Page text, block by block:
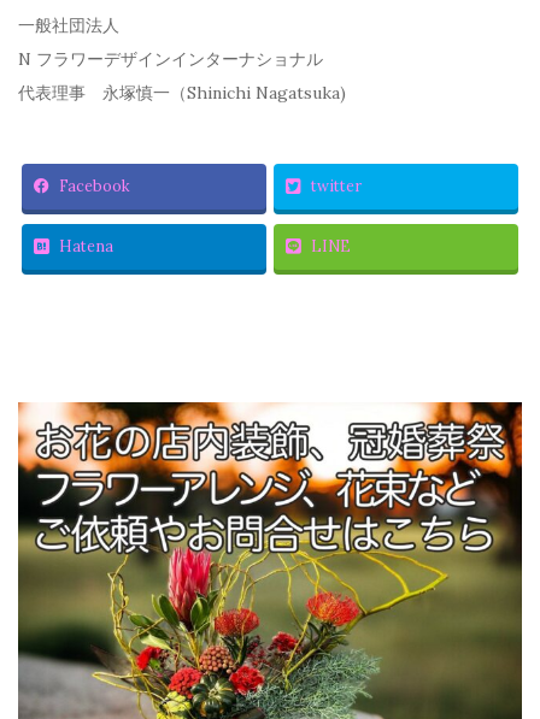
一般社団法人
N フラワーデザインインターナショナル
代表理事 永塚慎一（Shinichi Nagatsuka)
Facebook twitter
Hatena LINE